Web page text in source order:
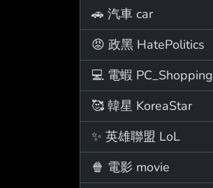
🚗 汽車 car
😡 政黑 HatePolitics
💻 電蝦 PC_Shopping
🥰 韓星 KoreaStar
✨ 英雄聯盟 LoL
🍿 電影 movie